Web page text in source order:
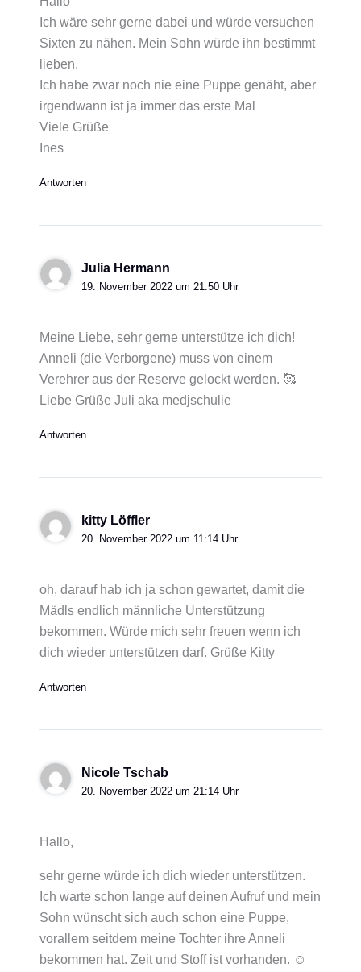
Ich wäre sehr gerne dabei und würde versuchen
Sixten zu nähen. Mein Sohn würde ihn bestimmt
lieben.
Ich habe zwar noch nie eine Puppe genäht, aber
irgendwann ist ja immer das erste Mal
Viele Grüße
Ines
Antworten
Julia Hermann
19. November 2022 um 21:50 Uhr
Meine Liebe, sehr gerne unterstütze ich dich!
Anneli (die Verborgene) muss von einem
Verehrer aus der Reserve gelockt werden. 🥰
Liebe Grüße Juli aka medjschulie
Antworten
kitty Löffler
20. November 2022 um 11:14 Uhr
oh, darauf hab ich ja schon gewartet, damit die
Mädls endlich männliche Unterstützung
bekommen. Würde mich sehr freuen wenn ich
dich wieder unterstützen darf. Grüße Kitty
Antworten
Nicole Tschab
20. November 2022 um 21:14 Uhr
Hallo,
sehr gerne würde ich dich wieder unterstützen.
Ich warte schon lange auf deinen Aufruf und mein
Sohn wünscht sich auch schon eine Puppe,
vorallem seitdem meine Tochter ihre Anneli
bekommen hat. Zeit und Stoff ist vorhanden. ☺️